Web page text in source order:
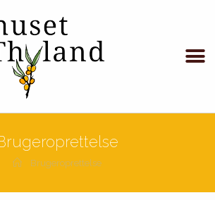
Brugeroprettelse